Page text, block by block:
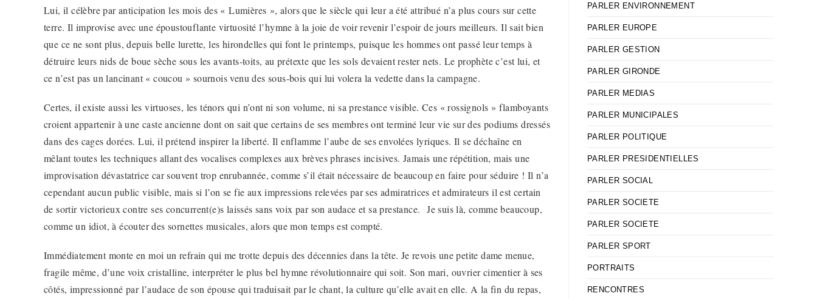
Lui, il célèbre par anticipation les mois des « Lumières », alors que le siècle qui leur a été attribué n’a plus cours sur cette
terre. Il improvise avec une époustouflante virtuosité l’hymne à la joie de voir revenir l’espoir de jours meilleurs. Il sait bien
que ce ne sont plus, depuis belle lurette, les hirondelles qui font le printemps, puisque les hommes ont passé leur temps à
détruire leurs nids de boue sèche sous les avants-toits, au prétexte que les sols devaient rester nets. Le prophète c’est lui, et
ce n’est pas un lancinant « coucou » sournois venu des sous-bois qui lui volera la vedette dans la campagne.
Certes, il existe aussi les virtuoses, les ténors qui n’ont ni son volume, ni sa prestance visible. Ces « rossignols » flamboyants
croient appartenir à une caste ancienne dont on sait que certains de ses membres ont terminé leur vie sur des podiums dressés
dans des cages dorées. Lui, il prétend inspirer la liberté. Il enflamme l’aube de ses envolées lyriques. Il se déchaîne en
mêlant toutes les techniques allant des vocalises complexes aux brèves phrases incisives. Jamais une répétition, mais une
improvisation dévastatrice car souvent trop enrubannée, comme s’il était nécessaire de beaucoup en faire pour séduire ! Il n’a
cependant aucun public visible, mais si l’on se fie aux impressions relevées par ses admiratrices et admirateurs il est certain
de sortir victorieux contre ses concurrent(e)s laissés sans voix par son audace et sa prestance.Je suis là, comme beaucoup,
comme un idiot, à écouter des sornettes musicales, alors que mon temps est compté.
Immédiatement monte en moi un refrain qui me trotte depuis des décennies dans la tête. Je revois une petite dame menue,
fragile même, d’une voix cristalline, interpréter le plus bel hymne révolutionnaire qui soit. Son mari, ouvrier cimentier à ses
côtés, impressionné par l’audace de son épouse qui traduisait par le chant, la culture qu’elle avait en elle. A la fin du repas,
PARLER ENVIRONNEMENT
PARLER EUROPE
PARLER GESTION
PARLER GIRONDE
PARLER MEDIAS
PARLER MUNICIPALES
PARLER POLITIQUE
PARLER PRESIDENTIELLES
PARLER SOCIAL
PARLER SOCIETE
PARLER SOCIETE
PARLER SPORT
PORTRAITS
RENCONTRES